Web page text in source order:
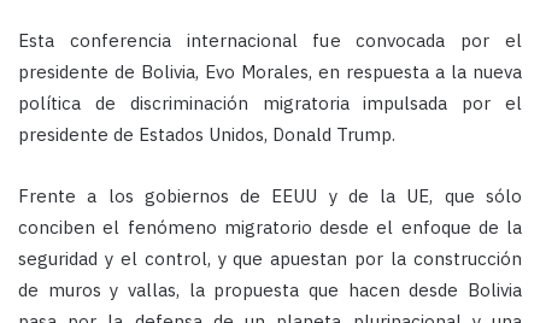
Esta conferencia internacional fue convocada por el
presidente de Bolivia, Evo Morales, en respuesta a la nueva
política de discriminación migratoria impulsada por el
presidente de Estados Unidos, Donald Trump.
Frente a los gobiernos de EEUU y de la UE, que sólo
conciben el fenómeno migratorio desde el enfoque de la
seguridad y el control, y que apuestan por la construcción
de muros y vallas, la propuesta que hacen desde Bolivia